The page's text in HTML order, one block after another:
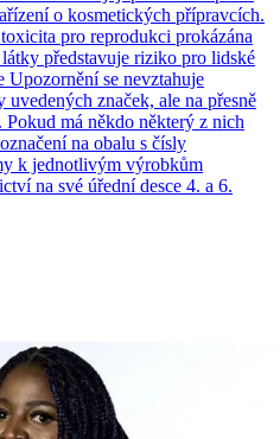
o kosmetických přípravcích.
pro reprodukci prokázána
představuje riziko pro lidské
Upozornění se nevztahuje
značek, ale na přesně
má někdo některý z nich
na obalu s čísly
k jednotlivým výrobkům
na své úřední desce 4. a 6.